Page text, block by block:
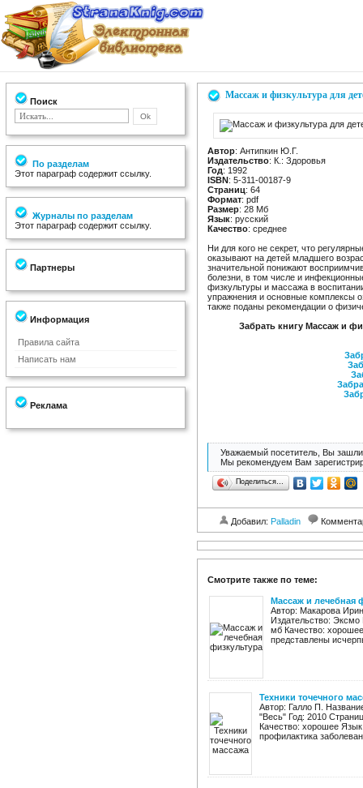
Поиск
По разделам
Этот параграф содержит ссылку.
Журналы по разделам
Этот параграф содержит ссылку.
Партнеры
Информация
Правила сайта
Написать нам
Реклама
Массаж и физкультура для
Автор: Антипкин Ю.Г.
Издательство: К.: Здоровья
Год: 1992
ISBN: 5-311-00187-9
Страниц: 64
Формат: pdf
Размер: 28 Мб
Язык: русский
Качество: среднее
Ни для кого не секрет, что
оказывают на детей младшего
значительной понижают
болезни, в том числе и
физкультуры и массажа в
упражнения и основные комплексы
также поданы рекомендации о
Забрать книгу Массаж и
Уважаемый посетитель, Вы зашли
Мы рекомендуем Вам
Поделиться…
Добавил: Palladin
Смотрите также по теме:
Массаж и лечебная
Автор: Макарова
Издательство:
мб Качество:
представлены
Техники точечного
Автор: Галло П.
"Весь" Год: 2010
Качество: хорошее
профилактика